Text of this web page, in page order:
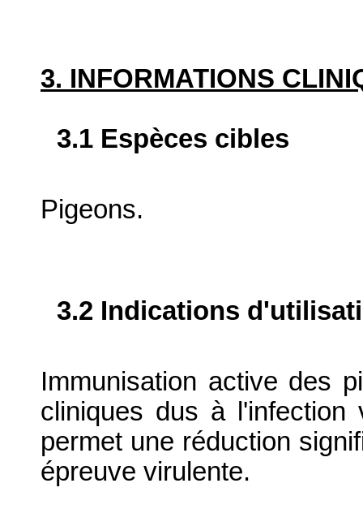
3. INFORMATIONS
3.1 Espèces cibles
Pigeons.
3.2 Indications
Immunisation active des
cliniques dus à l'infection
permet une réduction
épreuve virulente.